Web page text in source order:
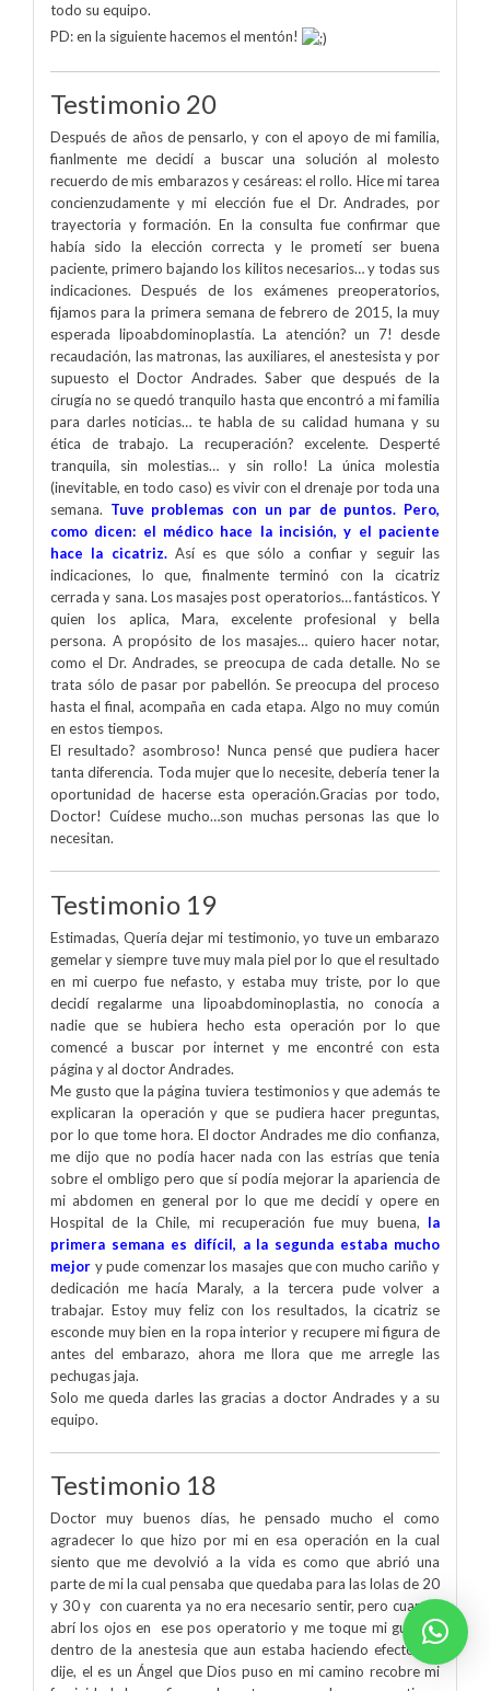
todo su equipo.
PD: en la siguiente hacemos el mentón!
Testimonio 20
Después de años de pensarlo, y con el apoyo de mi familia,
fianlmente me decidí a buscar una solución al molesto
recuerdo de mis embarazos y cesáreas: el rollo. Hice mi tarea
concienzudamente y mi elección fue el Dr. Andrades, por
trayectoria y formación. En la consulta fue confirmar que
había sido la elección correcta y le prometí ser buena
paciente, primero bajando los kilitos necesarios… y todas sus
indicaciones. Después de los exámenes preoperatorios,
fijamos para la primera semana de febrero de 2015, la muy
esperada lipoabdominoplastía. La atención? un 7! desde
recaudación, las matronas, las auxiliares, el anestesista y por
supuesto el Doctor Andrades. Saber que después de la
cirugía no se quedó tranquilo hasta que encontró a mi familia
para darles noticias… te habla de su calidad humana y su
ética de trabajo. La recuperación? excelente. Desperté
tranquila, sin molestias… y sin rollo! La única molestia
(inevitable, en todo caso) es vivir con el drenaje por toda una
semana. Tuve problemas con un par de puntos. Pero,
como dicen: el médico hace la incisión, y el paciente
hace la cicatriz.Así es que sólo a confiar y seguir las
indicaciones, lo que, finalmente terminó con la cicatriz
cerrada y sana. Los masajes post operatorios… fantásticos. Y
quien los aplica, Mara, excelente profesional y bella
persona. A propósito de los masajes… quiero hacer notar,
como el Dr. Andrades, se preocupa de cada detalle. No se
trata sólo de pasar por pabellón. Se preocupa del proceso
hasta el final, acompaña en cada etapa. Algo no muy común
en estos tiempos.
El resultado? asombroso! Nunca pensé que pudiera hacer
tanta diferencia. Toda mujer que lo necesite, debería tener la
oportunidad de hacerse esta operación.Gracias por todo,
Doctor! Cuídese mucho…son muchas personas las que lo
necesitan.
Testimonio 19
Estimadas, Quería dejar mi testimonio, yo tuve un embarazo
gemelar y siempre tuve muy mala piel por lo que el resultado
en mi cuerpo fue nefasto, y estaba muy triste, por lo que
decidí regalarme una lipoabdominoplastia, no conocía a
nadie que se hubiera hecho esta operación por lo que
comencé a buscar por internet y me encontré con esta
página y al doctor Andrades.
Me gusto que la página tuviera testimonios y que además te
explicaran la operación y que se pudiera hacer preguntas,
por lo que tome hora. El doctor Andrades me dio confianza,
me dijo que no podía hacer nada con las estrías que tenia
sobre el ombligo pero que sí podía mejorar la apariencia de
mi abdomen en general por lo que me decidí y opere en
Hospital de la Chile, mi recuperación fue muy buena, la
primera semana es difícil, a la segunda estaba mucho
mejor y pude comenzar los masajes que con mucho cariño y
dedicación me hacía Maraly, a la tercera pude volver a
trabajar. Estoy muy feliz con los resultados, la cicatriz se
esconde muy bien en la ropa interior y recupere mi figura de
antes del embarazo, ahora me llora que me arregle las
pechugas jaja.
Solo me queda darles las gracias a doctor Andrades y a su
equipo.
Testimonio 18
Doctor muy buenos días, he pensado mucho el como
agradecer lo que hizo por mi en esa operación en la cual
siento que me devolvió a la vida es como que abrió una
parte de mi la cual pensaba que quedaba para las lolas de 20
y 30 y con cuarenta ya no era necesario sentir, pero cuando
abrí los ojos en ese pos operatorio y me toque mi guatita,
dentro de la anestesia que aun estaba haciendo efecto me
dije, el es un Ángel que Dios puso en mi camino recobre mi